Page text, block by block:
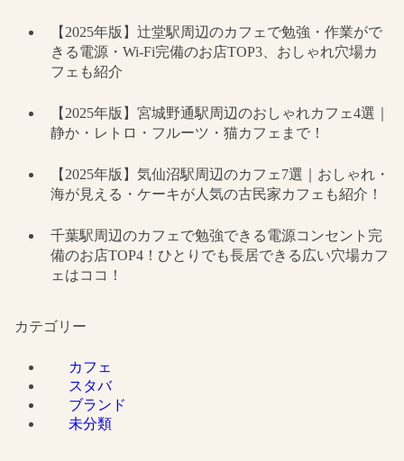
【2025年版】辻堂駅周辺のカフェで勉強・作業がで
きる電源・Wi-Fi完備のお店TOP3、おしゃれ穴場カ
フェも紹介
【2025年版】宮城野通駅周辺のおしゃれカフェ4選｜
静か・レトロ・フルーツ・猫カフェまで！
【2025年版】気仙沼駅周辺のカフェ7選｜おしゃれ・
海が見える・ケーキが人気の古民家カフェも紹介！
千葉駅周辺のカフェで勉強できる電源コンセント完
備のお店TOP4！ひとりでも長居できる広い穴場カフ
ェはココ！
カテゴリー
カフェ
スタバ
ブランド
未分類